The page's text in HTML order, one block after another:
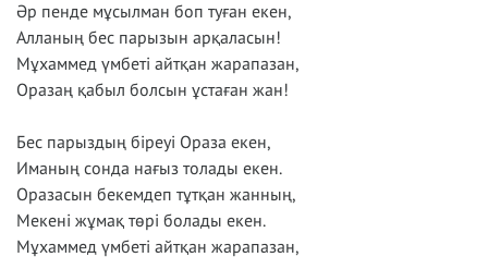
Әр пенде мұсылман боп туған екен,
Алланың бес парызын арқаласын!
Мұхаммед үмбеті айтқан жарапазан,
Оразаң қабыл болсын ұстаған жан!
Бес парыздың біреуі Ораза екен,
Иманың сонда нағыз толады екен.
Оразасын бекемдеп тұтқан жанның,
Мекені жұмақ төрі болады екен.
Мұхаммед үмбеті айтқан жарапазан,